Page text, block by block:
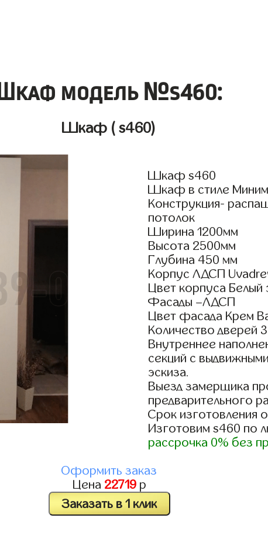
Шкаф модель №s460:
Шкаф ( s460)
Шкаф s460
Шкаф в стиле
Конструкция-
потолок
Ширина 1200мм
Высота 2500мм
Глубина 450 мм
Корпус ЛДСП
Цвет корпуса Белый
Фасады –ЛДСП
Цвет фасада Крем
Количество дверей
Внутреннее
секций с
эскиза.
Выезд замерщика
предварительного
Срок изготовления
Изготовим s460 по
рассрочка 0% без
Оформить заказ
Цена 22719р
Заказать в 1 клик